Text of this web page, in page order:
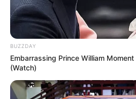
BUZZDAY
Embarrassing Prince William
(Watch)